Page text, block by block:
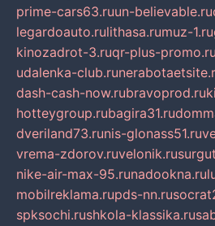
prime-cars63.ruun-believable.ru
legardoauto.rulithasa.rumuz-1.ru
kinozadrot-3.ruqr-plus-promo.ru
udalenka-club.ru
dash-cash-now.rubravoprod.ru
hotteygroup.rubagira31.ru
dveriland73.runis-glonass51.ru
vrema-zdorov.ruvelonik.ru
nike-air-max-95.runadookna.ru
mobilreklama.rupds-nn.ru
spksochi.rushkola-klassika.ru